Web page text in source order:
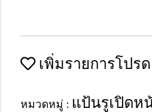
เพิ่มรายการโปรด
หมวดหมู่ : แป้นรูเปิดห